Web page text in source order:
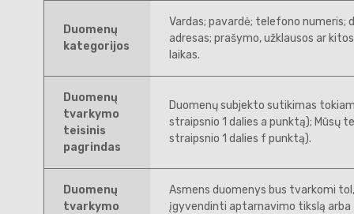
Duomenų
kategorijos
Vardas; pavardė; telefono
adresas; prašymo, užklausos ar
laikas.
Duomenų
tvarkymo
teisinis
pagrindas
Duomenų subjekto sutikimas
straipsnio 1 dalies a punktą); Mūsų
straipsnio 1 dalies f punktą).
Duomenų
tvarkymo
Asmens duomenys bus tvarkomi
įgyvendinti aptarnavimo tikslą arba